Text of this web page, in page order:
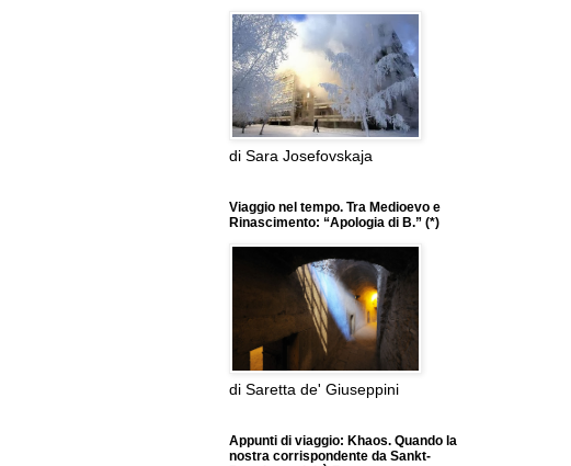
di Sara Josefovskaja
Viaggio nel tempo. Tra Medioevo e
Rinascimento: “Apologia di B.” (*)
di Saretta de' Giuseppini
Appunti di viaggio: Khaos. Quando la
nostra corrispondente da Sankt-